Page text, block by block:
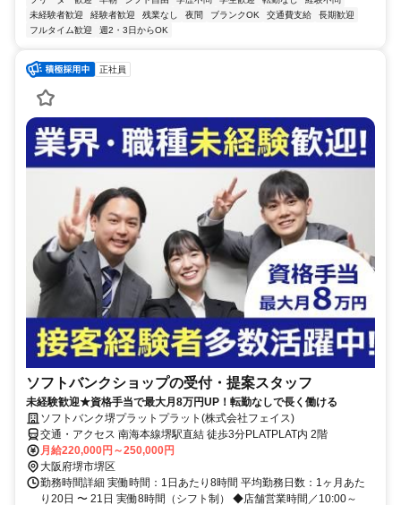
未経験者歓迎
経験者歓迎 残業なし 夜間 ブランクOK 交通費支給
長期歓迎
フルタイム歓迎
週2・3日からOK
正社員
ソフトバンクショップの受付・提案スタッフ
未経験歓迎★資格手当で最大月8万円UP！転勤なしで長く働ける
ソフトバンク堺プラットプラット(株式会社フェイス)
交通・アクセス 南海本線堺駅直結 徒歩3分PLATPLAT内 2階
月給220,000円～250,000円
大阪府堺市堺区
勤務時間詳細 実働時間：1日あたり8時間 平均勤務日数：1ヶ月あた
り20日 〜 21日 実働8時間（シフト制） ◆店舗営業時間／10:00～